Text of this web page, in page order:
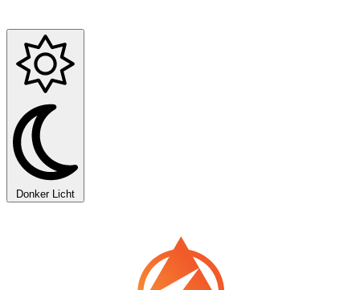
Donker Licht